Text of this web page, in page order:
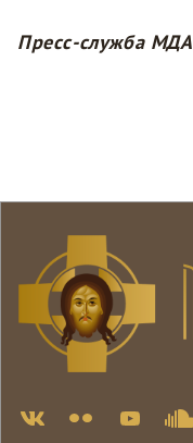
Пресс-служба МДА